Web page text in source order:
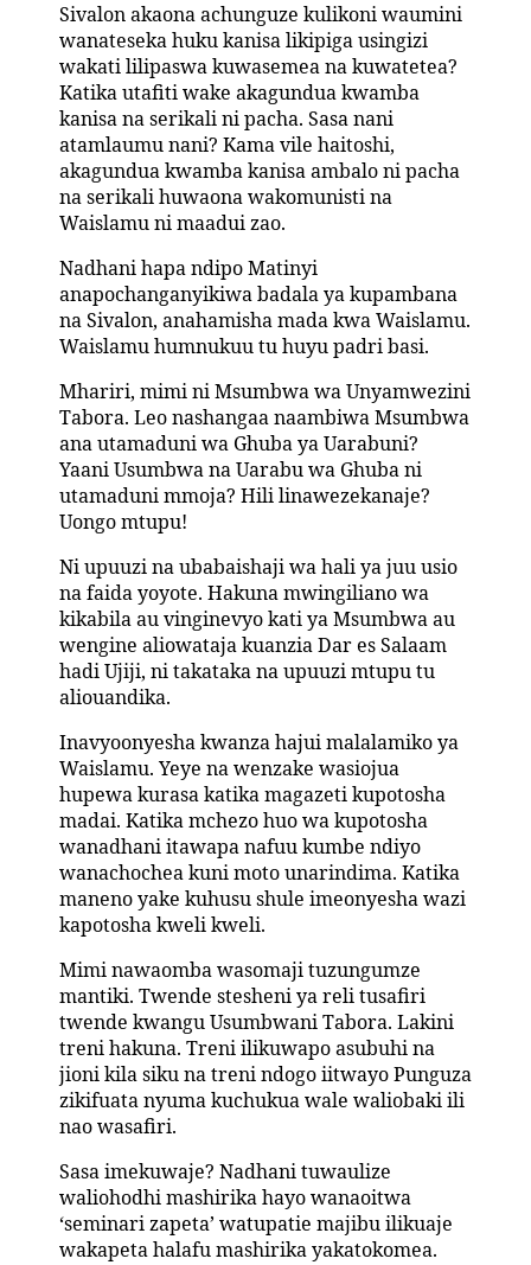
Sivalon akaona achunguze kulikoni waumini
wanateseka huku kanisa likipiga usingizi
wakati lilipaswa kuwasemea na kuwatetea?
Katika utafiti wake akagundua kwamba
kanisa na serikali ni pacha. Sasa nani
atamlaumu nani? Kama vile haitoshi,
akagundua kwamba kanisa ambalo ni pacha
na serikali huwaona wakomunisti na
Waislamu ni maadui zao.
Nadhani hapa ndipo Matinyi
anapochanganyikiwa badala ya kupambana
na Sivalon, anahamisha mada kwa Waislamu.
Waislamu humnukuu tu huyu padri basi.
Mhariri, mimi ni Msumbwa wa Unyamwezini
Tabora. Leo nashangaa naambiwa Msumbwa
ana utamaduni wa Ghuba ya Uarabuni?
Yaani Usumbwa na Uarabu wa Ghuba ni
utamaduni mmoja? Hili linawezekanaje?
Uongo mtupu!
Ni upuuzi na ubabaishaji wa hali ya juu usio
na faida yoyote. Hakuna mwingiliano wa
kikabila au vinginevyo kati ya Msumbwa au
wengine aliowataja kuanzia Dar es Salaam
hadi Ujiji, ni takataka na upuuzi mtupu tu
aliouandika.
Inavyoonyesha kwanza hajui malalamiko ya
Waislamu. Yeye na wenzake wasiojua
hupewa kurasa katika magazeti kupotosha
madai. Katika mchezo huo wa kupotosha
wanadhani itawapa nafuu kumbe ndiyo
wanachochea kuni moto unarindima. Katika
maneno yake kuhusu shule imeonyesha wazi
kapotosha kweli kweli.
Mimi nawaomba wasomaji tuzungumze
mantiki. Twende stesheni ya reli tusafiri
twende kwangu Usumbwani Tabora. Lakini
treni hakuna. Treni ilikuwapo asubuhi na
jioni kila siku na treni ndogo iitwayo Punguza
zikifuata nyuma kuchukua wale waliobaki ili
nao wasafiri.
Sasa imekuwaje? Nadhani tuwaulize
waliohodhi mashirika hayo wanaoitwa
‘seminari zapeta’ watupatie majibu ilikuaje
wakapeta halafu mashirika yakatokomea.